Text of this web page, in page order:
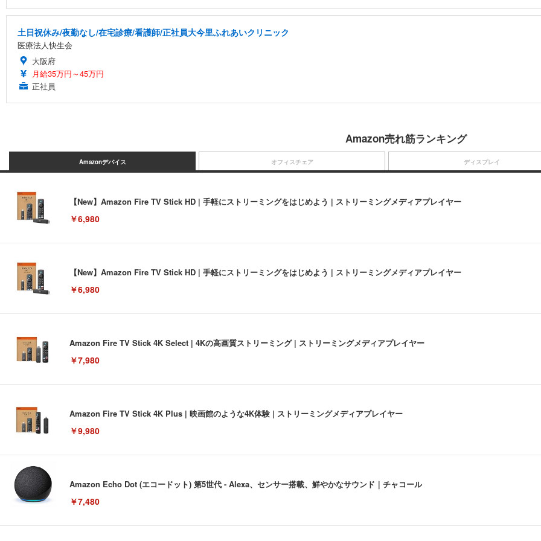
土日祝休み/夜勤なし/在宅診療/看護師/正社員大今里ふれあいクリニック
医療法人快生会
大阪府
月給35万円～45万円
正社員
Amazon売れ筋ランキング
Amazonデバイス
【New】Amazon Fire TV Stick HD | 手軽にストリーミングをはじめよう | ストリーミングメディアプレイヤー
￥6,980
【New】Amazon Fire TV Stick HD | 手軽にストリーミングをはじめよう | ストリーミングメディアプレイヤー
￥6,980
Amazon Fire TV Stick 4K Select | 4Kの高画質ストリーミング | ストリーミングメディアプレイヤー
￥7,980
Amazon Fire TV Stick 4K Plus | 映画館のような4K体験 | ストリーミングメディアプレイヤー
￥9,980
Amazon Echo Dot (エコードット) 第5世代 - Alexa、センサー搭載、鮮やかなサウンド｜チャコール
￥7,480
オフィスチェア ディスプレイ